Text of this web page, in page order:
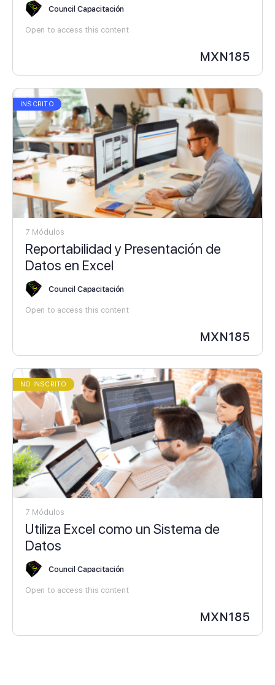
Council Capacitación
Open to access this content
MXN185
INSCRITO
7 Módulos
Reportabilidad y Presentación de
Datos en Excel
Council Capacitación
Open to access this content
MXN185
NO INSCRITO
7 Módulos
Utiliza Excel como un Sistema de
Datos
Council Capacitación
Open to access this content
MXN185